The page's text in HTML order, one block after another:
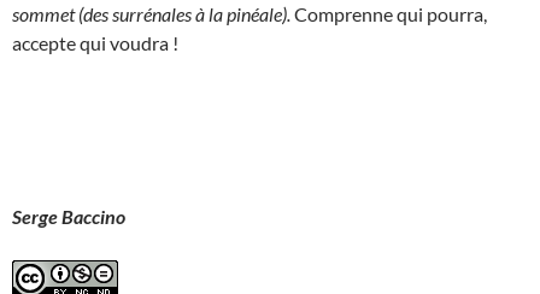
sommet (des surrénales à la pinéale). Comprenne qui pourra,
accepte qui voudra !
Serge Baccino